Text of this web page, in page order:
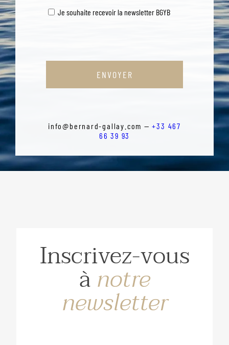
Je souhaite recevoir la newsletter BGYB
ENVOYER
info@bernard-gallay.com —+33 467
66 39 93
Inscrivez-vous
ànotre
newsletter